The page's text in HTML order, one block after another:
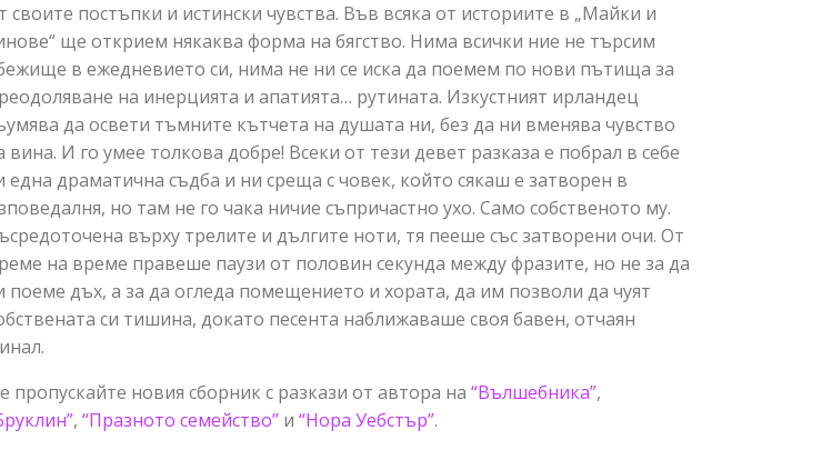
своите постъпки и истински чувства. Във всяка от историите в „Майки и
ще открием някаква форма на бягство. Нима всички ние не търсим
в ежедневието си, нима не ни се иска да поемем по нови пътища за
на инерцията и апатията… рутината. Изкустният ирландец
да освети тъмните кътчета на душата ни, без да ни вменява чувство
вина. И го умее толкова добре! Всеки от тези девет разказа е побрал в себе
една драматична съдба и ни среща с човек, който сякаш е затворен в
но там не го чака ничие съпричастно ухо. Само собственото му.
върху трелите и дългите ноти, тя пееше със затворени очи. От
на време правеше паузи от половин секунда между фразите, но не за да
поеме дъх, а за да огледа помещението и хората, да им позволи да чуят
си тишина, докато песента наближаваше своя бавен, отчаян
пропускайте новия сборник с разкази от автора на“Вълшебника”,
,“Празното семейство” и“Нора Уебстър”.